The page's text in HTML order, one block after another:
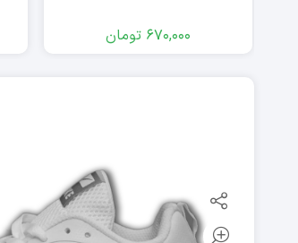
670,000 تومان